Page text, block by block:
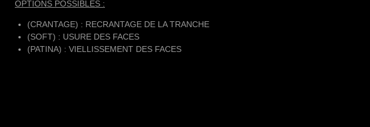
OPTIONS POSSIBLES :
(CRANTAGE) : RECRANTAGE DE LA TRANCHE
(SOFT) : USURE DES FACES
(PATINA) : VIELLISSEMENT DES FACES